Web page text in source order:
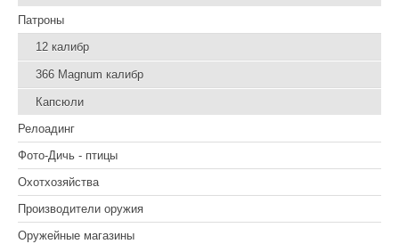
Патроны
12 калибр
366 Magnum калибр
Капсюли
Релоадинг
Фото-Дичь - птицы
Охотхозяйства
Производители оружия
Оружейные магазины